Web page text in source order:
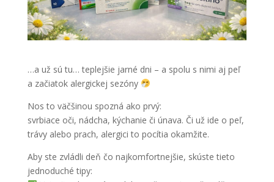
…a už sú tu… teplejšie jarné dni – a spolu s nimi aj peľ
a začiatok alergickej sezóny
Nos to väčšinou spozná ako prvý:
svrbiace oči, nádcha, kýchanie či únava. Či už ide o peľ,
trávy alebo prach, alergici to pocítia okamžite.
Aby ste zvládli deň čo najkomfortnejšie, skúste tieto
jednoduché tipy: